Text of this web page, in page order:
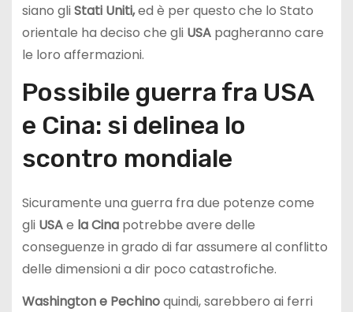
siano gliStati Uniti,ed è per questo che lo Stato
orientale ha deciso che gli USApagheranno care
le loro affermazioni.
Possibile guerra fra USA
e Cina: si delinea lo
scontro mondiale
Sicuramente una guerra fra due potenze come
gli USAe la Cinapotrebbe avere delle
conseguenze in grado di far assumere al conflitto
delle dimensioni a dir poco catastrofiche.
Washington e Pechinoquindi, sarebbero ai ferri